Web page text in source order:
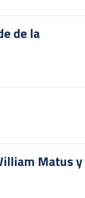
de la
Matus y